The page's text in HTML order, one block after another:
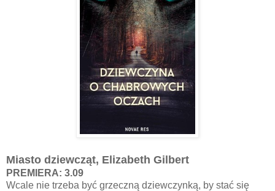
Miasto dziewcząt, Elizabeth Gilbert
PREMIERA: 3.09
Wcale nie trzeba być grzeczną dziewczynką, by stać się